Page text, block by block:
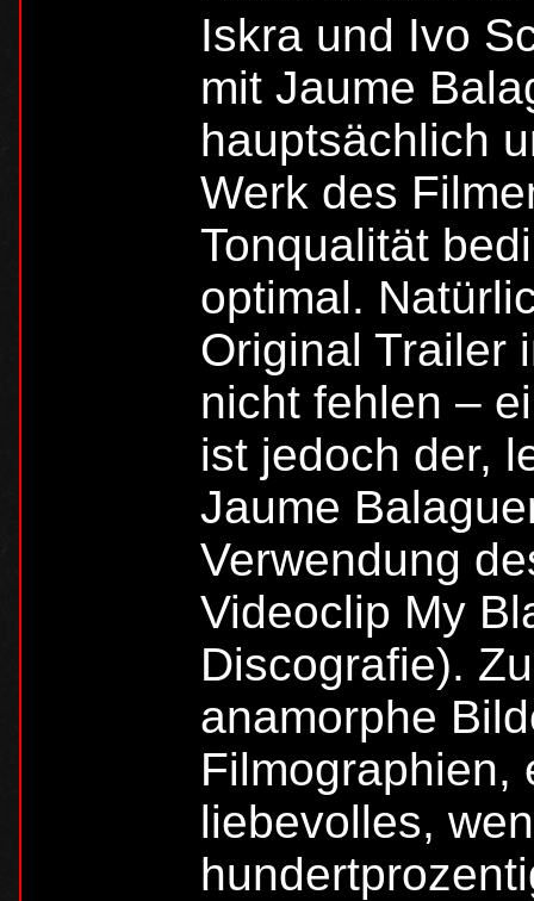
Iskra und Ivo
mit Jaume
hauptsächlich
Werk des
Tonqualität
optimal.
Original Trailer
nicht fehlen –
ist jedoch der,
Jaume
Verwendung
Videoclip My
Discografie).
anamorphe
Filmographien,
liebevolles,